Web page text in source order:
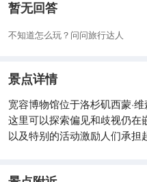
暂无回答
不知道怎么玩？问问旅行达人
景点详情
宽容博物馆位于洛杉矶西蒙·
这里可以探索偏见和歧视仍在
以及特别的活动激励人们承担